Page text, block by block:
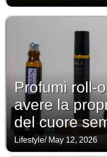
Profumi roll-
avere la
del cuore
Lifestyle/ May 12, 2026